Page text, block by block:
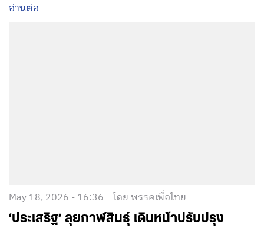
อ่านต่อ
May 18, 2026 - 16:36 โดย พรรคเพื่อไทย
‘ประเสริฐ’ ลุยกาฬสินธุ์ เดินหน้าปรับปรุง